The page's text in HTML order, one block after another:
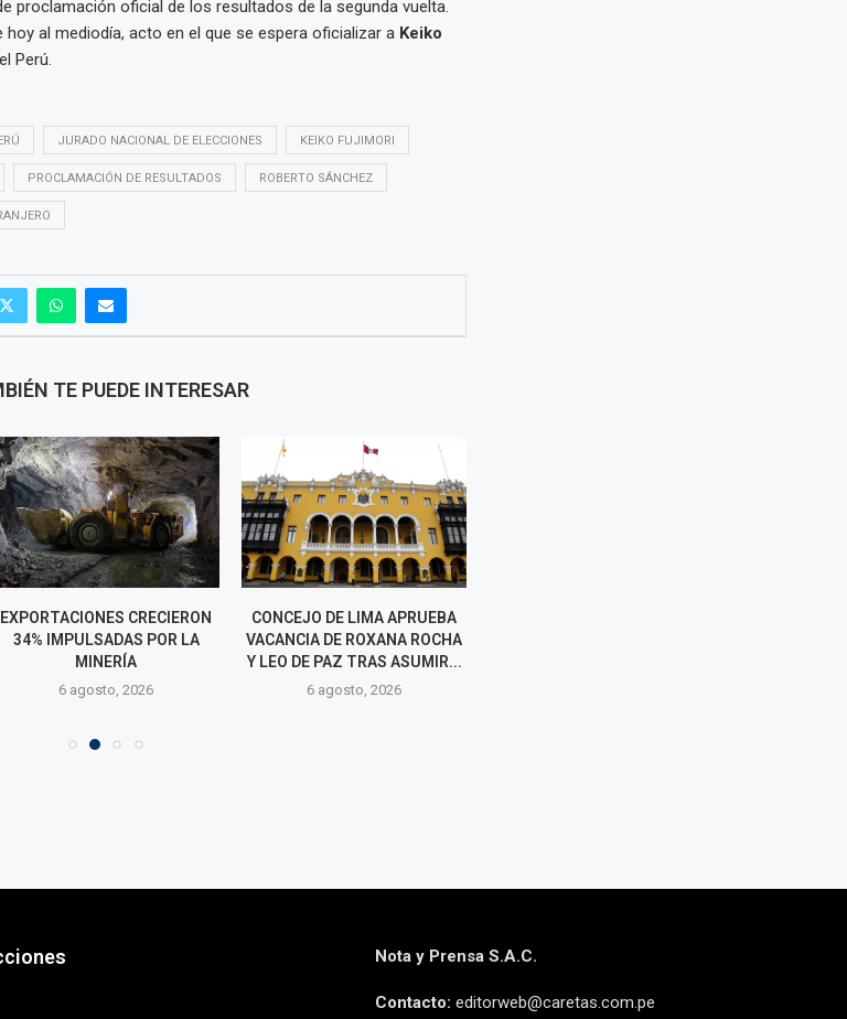
proclamación oficial de los resultados de la segunda vuelta.
al mediodía, acto en el que se espera oficializar a Keiko
Perú.
JURADO NACIONAL DE ELECCIONES KEIKO FUJIMORI
PROCLAMACIÓN DE RESULTADOS ROBERTO SÁNCHEZ
TE PUEDE INTERESAR
CONCEJO DE LIMA APRUEBA
VACANCIA DE ROXANA ROCHA
Y LEO DE PAZ TRAS ASUMIR...
6 agosto, 2026
CANCILLERÍA DESTACÓ
CONFIRMACIÓN DE VISITA DEL
PAPA LEÓN XIV AL PERÚ EN
NOVIEMBRE
Nota y Prensa S.A.C.
Contacto: editorweb@caretas.com.pe